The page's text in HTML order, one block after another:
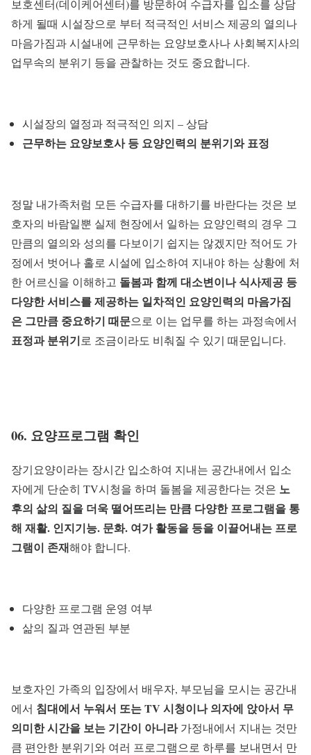
보호센터(데이케어센터)를 방문하여 수급자를 입소를 상담
하게 될때 시설장으로 부터 적극적인 서비스 제공의 열의나
마음가짐과 시설내에 근무하는 요양보호사나 사회복지사의
업무속의 분위기 등을 관찰하는 것도 중요합니다.
시설장의 열정과 적극적인 의지 – 상담
근무하는 요양보호사 등 요양인력의 분위기와 표정
정말 내가족처럼 모든 수급자를 대하기를 바란다는 것은 보
호자의 바람일뿐 실제 현장에서 일하는 요양인력의 경우 그
만큼의 열의와 성의를 다보이기 쉽지는 않겠지만 적어도 가
정에서 벗어나 홀로 시설에 입소하여 지내야 하는 상황에 처
한 어르신을 이해하고 돌봄과 함께 대소변이나 식사제공 등
다양한 서비스를 제공하는 일차적인 요양인력의 마음가짐
은 그만큼 중요하기 때문으로 이는 업무를 하는 과정속에서
표정과 분위기로 조금이라도 비춰질 수 있기 때문입니다.
06. 요양프로그램 확인
장기요양이라는 장시간 입소하여 지내는 공간내에서 입소
자에게 단순히 TV시청을 하며 돌봄을 제공한다는 것은 노
후의 삶의 질을 더욱 떨어뜨리는 만큼 다양한 프로그램을 통
해 재활. 인지기능. 문화. 여가 활동을 등을 이끌어내는 프로
그램이 존재해야 합니다.
다양한 프로그램 운영 여부
삶의 질과 연관된 부분
보호자인 가족의 입장에서 배우자, 부모님을 모시는 공간내
에서 침대에서 누워서 또는 TV 시청이나 의자에 앉아서 무
의미한 시간을 보는 기간이 아니라가정내에서 지내는 것만
큼 편안한 분위기와 여러 프로그램으로 하루를 보내면서 만